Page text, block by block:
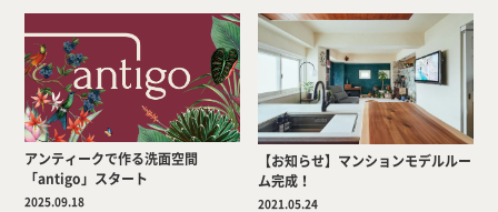
アンティークで作る洗面空間
「antigo」スタート
2025.09.18
【お知らせ】マンションモデルルー
ム完成！
2021.05.24